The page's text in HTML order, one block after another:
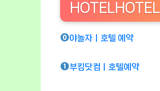
HOTELHOTEL
야놀자ㅣ호텔 예약
부킹닷컴ㅣ호텔예약